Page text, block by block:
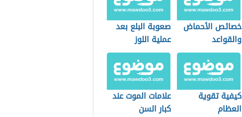
خصائص الأحماض
والقواعد
صعوبة البلع بعد
عملية اللوز
كيفية تقوية
العظام
علامات الموت عند
كبار السن